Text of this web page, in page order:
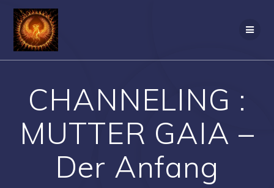
CHANNELING :
MUTTER GAIA –
Der Anfang